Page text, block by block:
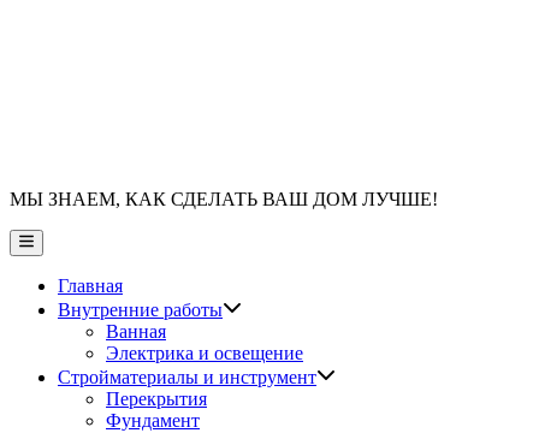
МЫ ЗНАЕМ, КАК СДЕЛАТЬ ВАШ ДОМ ЛУЧШЕ!
Главное
меню
Главная
Внутренние работы
Ванная
Электрика и освещение
Стройматериалы и инструмент
Перекрытия
Фундамент